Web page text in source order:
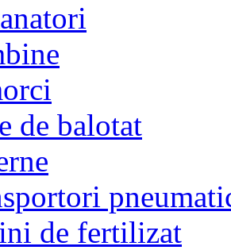
de balotat
de fertilizat